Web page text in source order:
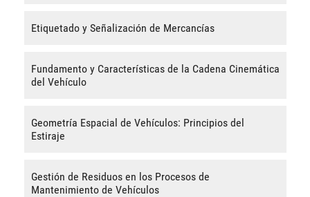
Etiquetado y Señalización de Mercancías
Fundamento y Características de la Cadena Cinemática
del Vehículo
Geometría Espacial de Vehículos: Principios del
Estiraje
Gestión de Residuos en los Procesos de
Mantenimiento de Vehículos